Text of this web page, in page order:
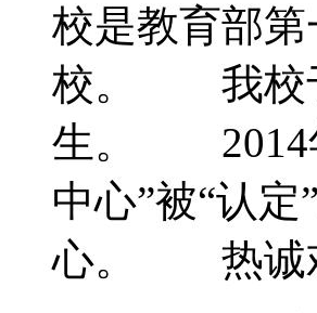
校是教育部
校。 我校于
生。 2014年
中心”被“认
心。 热诚欢